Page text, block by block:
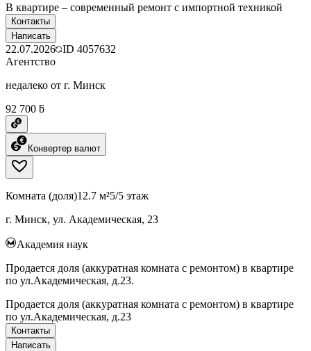
В квартире – современный ремонт с импортной техникой
Контакты
Написать
22.07.2026 ID 4057632
Агентство
недалеко от г. Минск
92 700 ƃ
Конвертер валют
Комната (доля)12.7 м²5/5 этаж
г. Минск, ул. Академическая, 23
Академия наук
Продается доля (аккуратная комната с ремонтом) в квартире
по ул.Академическая, д.23.
Продается доля (аккуратная комната с ремонтом) в квартире
по ул.Академическая, д.23
Контакты
Написать